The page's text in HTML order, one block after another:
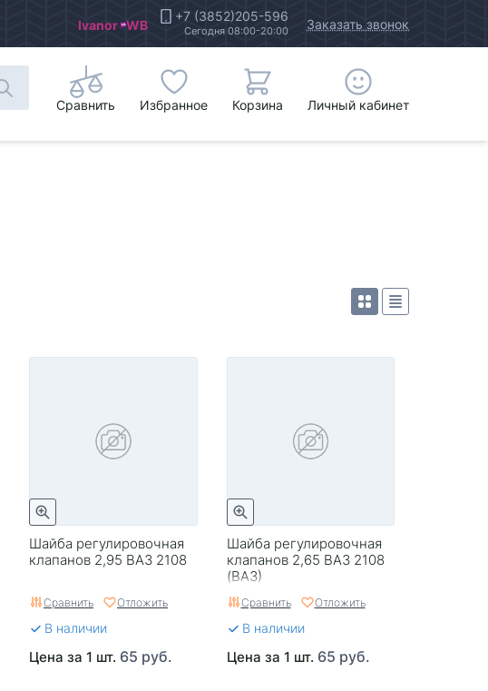
Ivanor WB +7 (3852)205-596
Сегодня 08:00-20:00 Заказать звонок
Сравнить Избранное Корзина Личный кабинет
Шайба регулировочная
клапанов 2,95 ВАЗ 2108
Сравнить Отложить
В наличии
Цена за 1 шт. 65 руб.
Шайба регулировочная
клапанов 2,65 ВАЗ 2108
(ВАЗ)
Сравнить Отложить
В наличии
Цена за 1 шт. 65 руб.